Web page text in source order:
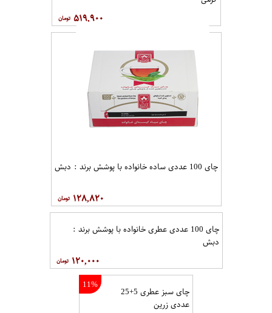
۵۱۹,۹۰۰
چای 100 عددی ساده خانواده با پوشش برند : دبش
۱۲۸,۸۲۰